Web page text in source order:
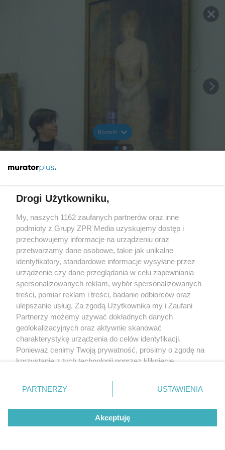
Rozwiń
Drogi Użytkowniku,
My, naszych 1162 zaufanych partnerów oraz inne
podmioty z Grupy ZPR Media uzyskujemy dostęp i
przechowujemy informacje na urządzeniu oraz
przetwarzamy dane osobowe, takie jak unikalne
identyfikatory, standardowe informacje wysyłane przez
urządzenie czy dane przeglądania w celu zapewniania
spersonalizowanych reklam, wybór spersonalizowanych
treści, pomiar reklam i treści, badanie odbiorców oraz
ulepszanie usług. Za zgodą Użytkownika my i Zaufani
Partnerzy możemy używać dokładnych danych
geolokalizacyjnych oraz aktywnie skanować
charakterystykę urządzenia do celów identyfikacji.
Ponieważ cenimy Twoją prywatność, prosimy o zgodę na
korzystanie z tych technologii poprzez kliknięcie
zmienić/wycofać klikając przycisk ustawień prywatności
znajdujący się w lewym dolnym rogu strony
rodzaje przetwarzania danych nie wymagają zgody
użytkownika, ale masz prawo sprzeciwić się takiemu
przetwarzaniu. Preferencje będą miały zastosowanie tylko
PARTNERZY USTAWIENIA
Akceptuję